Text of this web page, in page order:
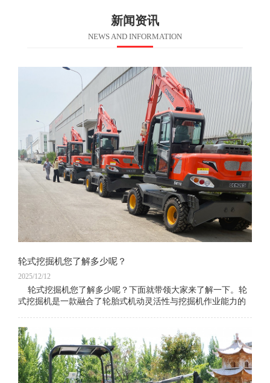
新闻资讯
NEWS AND INFORMATION
轮式挖掘机您了解多少呢？
2025/12/12
轮式挖掘机您了解多少呢？下面就带领大家来了解一下。轮
式挖掘机是一款融合了轮胎式机动灵活性与挖掘机作业能力的